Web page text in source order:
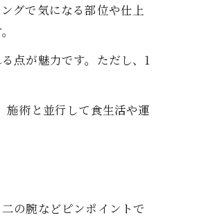
グで気になる部位や仕上
点が魅力です。ただし、1
施術と並行して食生活や運
の腕などピンポイントで